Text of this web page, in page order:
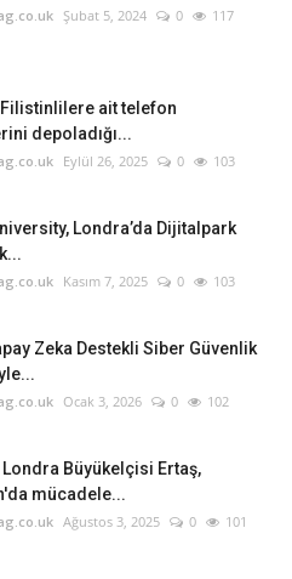
Şubat 5, 2024 0 117
ait telefon
depoladığı...
Eylül 26, 2025 0 103
Londra’da Dijitalpark
Kasım 7, 2025 0 103
Zeka Destekli Siber Güvenlik
Ocak 3, 2026 0 102
Büyükelçisi Ertaş,
mücadele...
Ağustos 3, 2025 0 101